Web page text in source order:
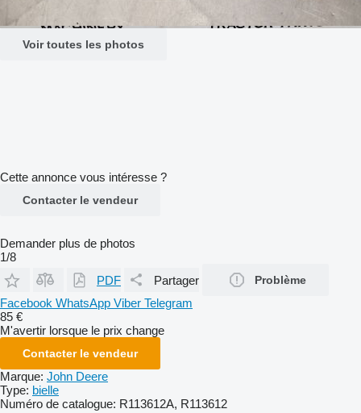
Voir toutes les photos
Cette annonce vous intéresse ?
Contacter le vendeur
Demander plus de photos
1/8
PDF
Partager Problème
Facebook WhatsApp Viber Telegram
85 €
M'avertir lorsque le prix change
Contacter le vendeur
Marque: John Deere
Type: bielle
Numéro de catalogue: R113612A, R113612